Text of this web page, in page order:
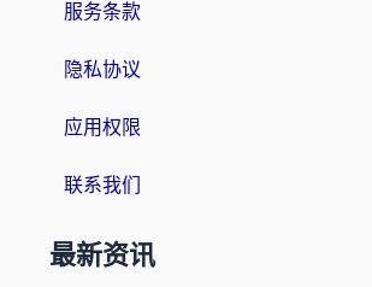
服务条款
隐私协议
应用权限
联系我们
最新资讯